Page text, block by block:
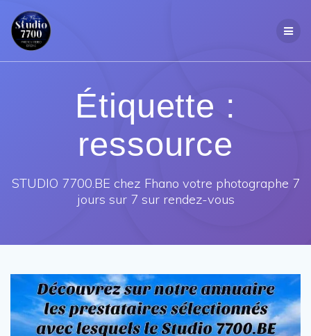
Étiquette :
ressource
STUDIO 7700.BE chez Fhano votre photographe 7
jours sur 7 sur rendez-vous